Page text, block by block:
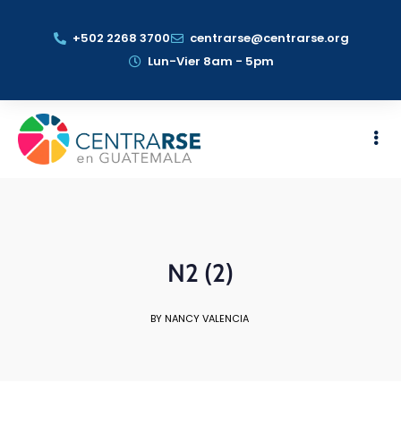
+502 2268 3700
centrarse@centrarse.org
Lun-Vier 8am - 5pm
N2 (2)
BY NANCY VALENCIA